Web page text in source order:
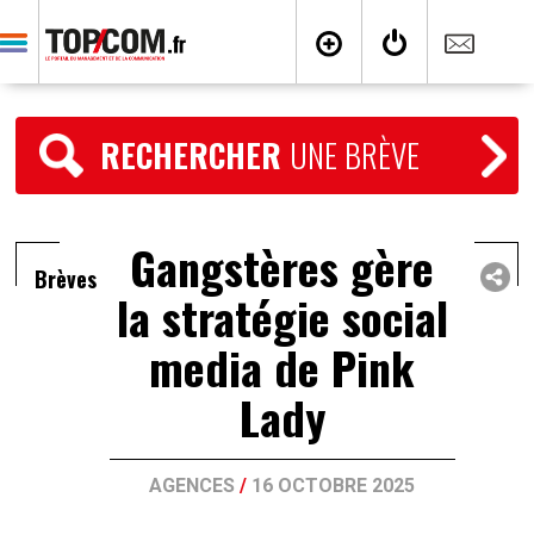
RECHERCHER UNE BRÈVE
Brèves Gangstères gère
la stratégie social
media de Pink
Lady
AGENCES / 16 OCTOBRE 2025